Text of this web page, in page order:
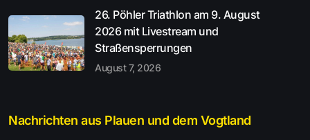
26. Pöhler Triathlon am 9. August
2026 mit Livestream und
Straßensperrungen
August 7, 2026
Nachrichten aus Plauen und dem Vogtland